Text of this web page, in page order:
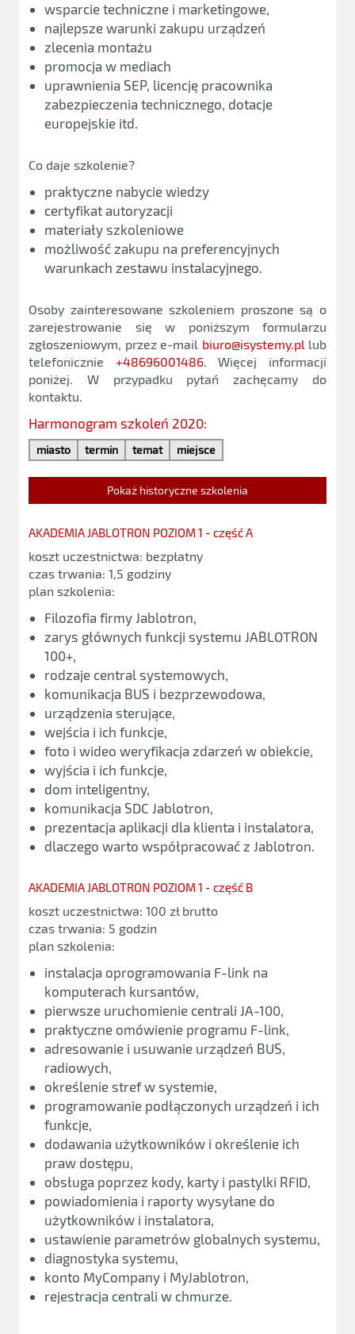
wsparcie techniczne i marketingowe,
najlepsze warunki zakupu urządzeń
zlecenia montażu
promocja w mediach
uprawnienia SEP, licencję pracownika
zabezpieczenia technicznego, dotacje
europejskie itd.
Co daje szkolenie?
praktyczne nabycie wiedzy
certyfikat autoryzacji
materiały szkoleniowe
możliwość zakupu na preferencyjnych
warunkach zestawu instalacyjnego.
Osoby zainteresowane szkoleniem proszone są o
zarejestrowanie się w poniższym formularzu
zgłoszeniowym, przez e-mail biuro@isystemy.pllub
telefonicznie +48696001486. Więcej informacji
poniżej. W przypadku pytań zachęcamy do
kontaktu.
Harmonogram szkoleń 2020:
miasto termin temat miejsce
Pokaż historyczne szkolenia
AKADEMIA JABLOTRON POZIOM 1 - część A
koszt uczestnictwa: bezpłatny
czas trwania: 1,5 godziny
plan szkolenia:
Filozofia firmy Jablotron,
zarys głównych funkcji systemu JABLOTRON
100+,
rodzaje central systemowych,
komunikacja BUS i bezprzewodowa,
urządzenia sterujące,
wejścia i ich funkcje,
foto i wideo weryfikacja zdarzeń w obiekcie,
wyjścia i ich funkcje,
dom inteligentny,
komunikacja SDC Jablotron,
prezentacja aplikacji dla klienta i instalatora,
dlaczego warto współpracować z Jablotron.
AKADEMIA JABLOTRON POZIOM 1 - część B
koszt uczestnictwa: 100 zł brutto
czas trwania: 5 godzin
plan szkolenia:
instalacja oprogramowania F-link na
komputerach kursantów,
pierwsze uruchomienie centrali JA-100,
praktyczne omówienie programu F-link,
adresowanie i usuwanie urządzeń BUS,
radiowych,
określenie stref w systemie,
programowanie podłączonych urządzeń i ich
funkcje,
dodawania użytkowników i określenie ich
praw dostępu,
obsługa poprzez kody, karty i pastylki RFID,
powiadomienia i raporty wysyłane do
użytkowników i instalatora,
ustawienie parametrów globalnych systemu,
diagnostyka systemu,
konto MyCompany i MyJablotron,
rejestracja centrali w chmurze.